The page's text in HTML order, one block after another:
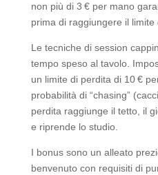
non più di 3 € per mano
prima di raggiungere il limite
Le tecniche di session
tempo speso al tavolo.
un limite di perdita di 10 €
probabilità di “chasing”
perdita raggiunge il tetto, il
e riprende lo studio.
I bonus sono un alleato
benvenuto con requisiti di